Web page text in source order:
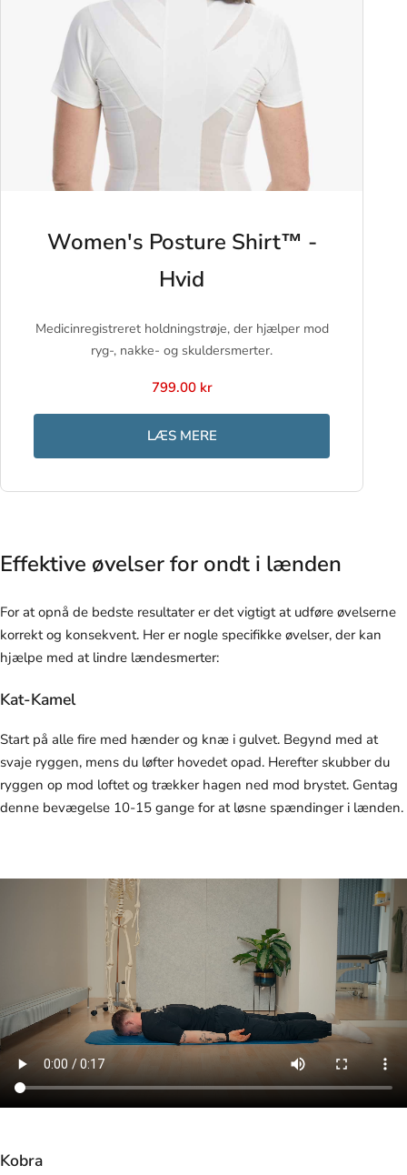
Women's Posture Shirt™ -
Hvid
Medicinregistreret holdningstrøje, der hjælper mod
ryg-, nakke- og skuldersmerter.
799.00 kr
LÆS MERE
Effektive øvelser for ondt i lænden
For at opnå de bedste resultater er det vigtigt at udføre øvelserne
korrekt og konsekvent. Her er nogle specifikke øvelser, der kan
hjælpe med at lindre lændesmerter:
Kat-Kamel
Start på alle fire med hænder og knæ i gulvet. Begynd med at
svaje ryggen, mens du løfter hovedet opad. Herefter skubber du
ryggen op mod loftet og trækker hagen ned mod brystet. Gentag
denne bevægelse 10-15 gange for at løsne spændinger i lænden.
Kobra